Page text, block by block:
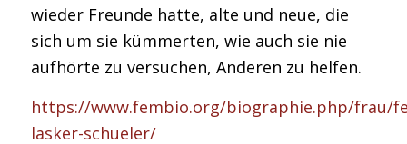
wieder Freunde hatte, alte und neue, die
sich um sie kümmerten, wie auch sie nie
aufhörte zu versuchen, Anderen zu helfen.
https://www.fembio.org/biographie.php/frau/
lasker-schueler/